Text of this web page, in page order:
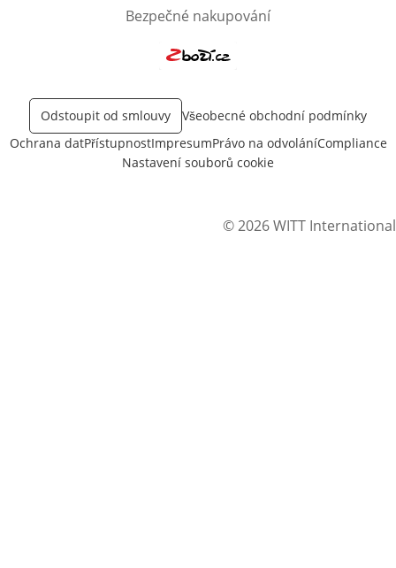
Bezpečné nakupování
Odstoupit od smlouvy
Všeobecné obchodní podmínky
Ochrana datPřístupnostImpresumPrávo na odvoláníCompliance
Nastavení souborů cookie
© 2026 WITT International